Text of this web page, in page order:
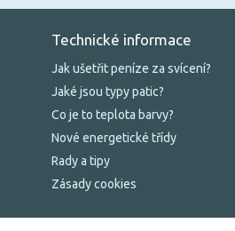
Technické informace
Jak ušetřit peníze za svícení?
Jaké jsou typy patic?
Co je to teplota barvy?
Nové energetické třídy
Rady a tipy
Zásady cookies